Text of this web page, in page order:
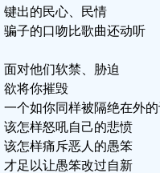
键出的民心、民情
骗子的口吻比歌曲还动听
面对他们软禁、胁迫
欲将你摧毁
一个如你同样被隔绝在外
该怎样怒吼自己的悲愤
该怎样痛斥恶人的愚笨
才足以让愚笨改过自新